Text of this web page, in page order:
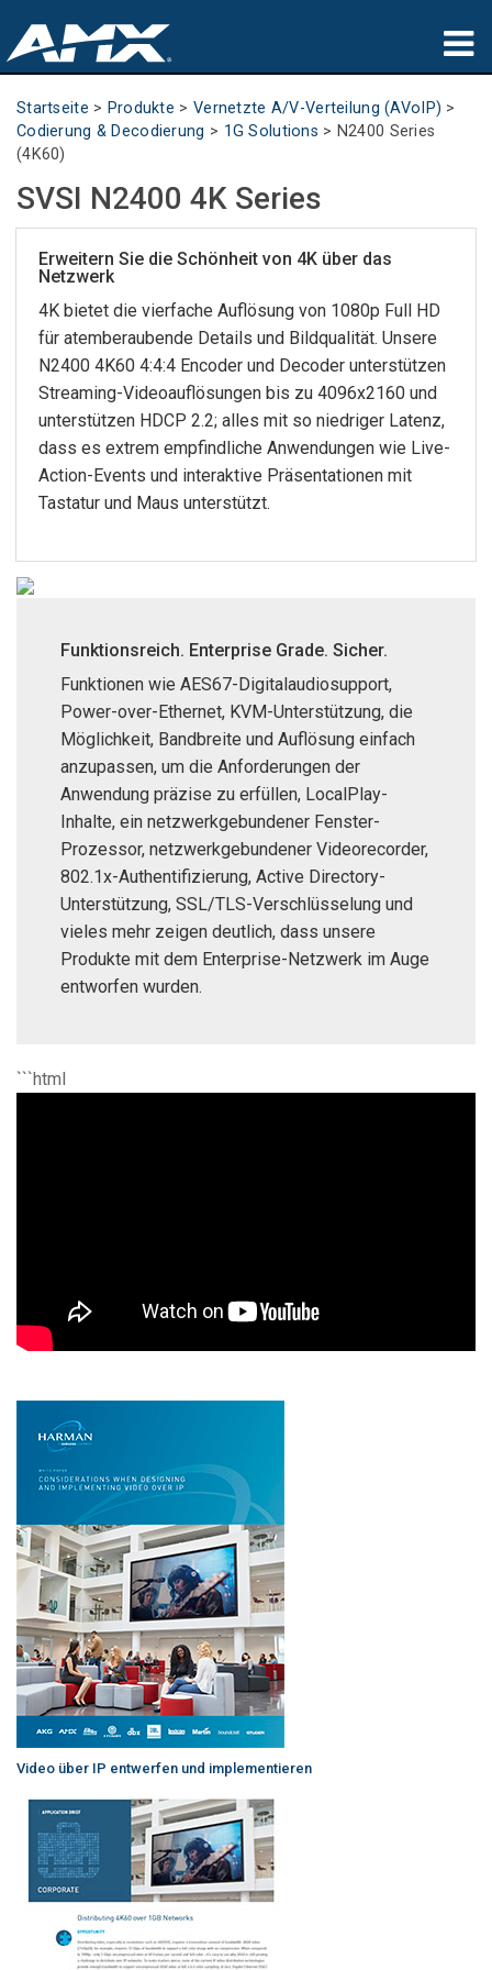
Produkte
Anwendungen
Partners
Wo zu kaufen
Schulungen
Über uns
Sprache/Region
Startseite > Produkte > Vernetzte A/V-Verteilung (AVoIP) >
Codierung & Decodierung > 1G Solutions > N2400 Series
(4K60)
SVSI N2400 4K Series
Erweitern Sie die Schönheit von 4K über das
Netzwerk
4K bietet die vierfache Auflösung von 1080p Full HD
für atemberaubende Details und Bildqualität. Unsere
N2400 4K60 4:4:4 Encoder und Decoder unterstützen
Streaming-Videoauflösungen bis zu 4096x2160 und
unterstützen HDCP 2.2; alles mit so niedriger Latenz,
dass es extrem empfindliche Anwendungen wie Live-
Action-Events und interaktive Präsentationen mit
Tastatur und Maus unterstützt.
Funktionsreich. Enterprise Grade. Sicher.
Funktionen wie AES67-Digitalaudiosupport,
Power-over-Ethernet, KVM-Unterstützung, die
Möglichkeit, Bandbreite und Auflösung einfach
anzupassen, um die Anforderungen der
Anwendung präzise zu erfüllen, LocalPlay-
Inhalte, ein netzwerkgebundener Fenster-
Prozessor, netzwerkgebundener Videorecorder,
802.1x-Authentifizierung, Active Directory-
Unterstützung, SSL/TLS-Verschlüsselung und
vieles mehr zeigen deutlich, dass unsere
Produkte mit dem Enterprise-Netzwerk im Auge
entworfen wurden.
```html
Video über IP entwerfen und implementieren